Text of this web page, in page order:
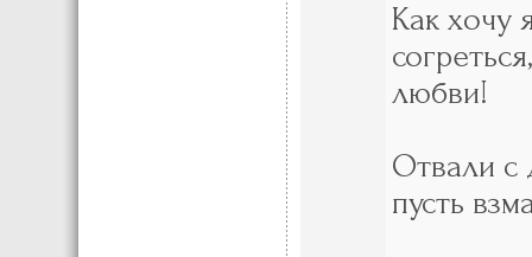
Как хочу
любви!
Отвали с
пусть